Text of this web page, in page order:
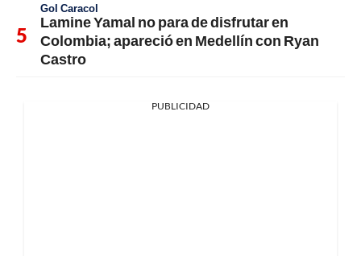
Gol Caracol
Lamine Yamal no para de disfrutar en
Colombia; apareció en Medellín con Ryan
Castro
PUBLICIDAD